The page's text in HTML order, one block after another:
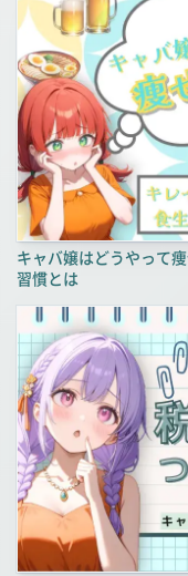
キャバ嬢はどうやって
習慣とは